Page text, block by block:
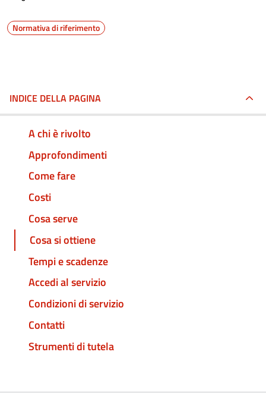
Normativa di riferimento
INDICE DELLA PAGINA
A chi è rivolto
Approfondimenti
Come fare
Costi
Cosa serve
Cosa si ottiene
Tempi e scadenze
Accedi al servizio
Condizioni di servizio
Contatti
Strumenti di tutela